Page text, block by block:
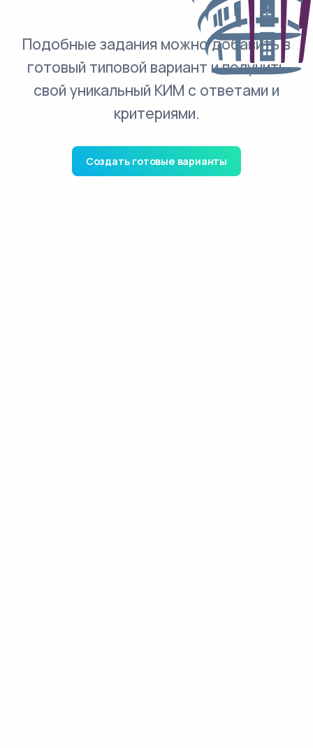
Подобные задания можно добавить в
готовый типовой вариант и получить
свой уникальный КИМ с ответами и
критериями.
Создать готовые варианты